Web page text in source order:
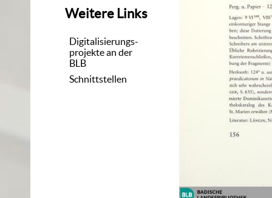
Weitere Links
Digitalisierungs-
projekte an der
BLB
Schnittstellen